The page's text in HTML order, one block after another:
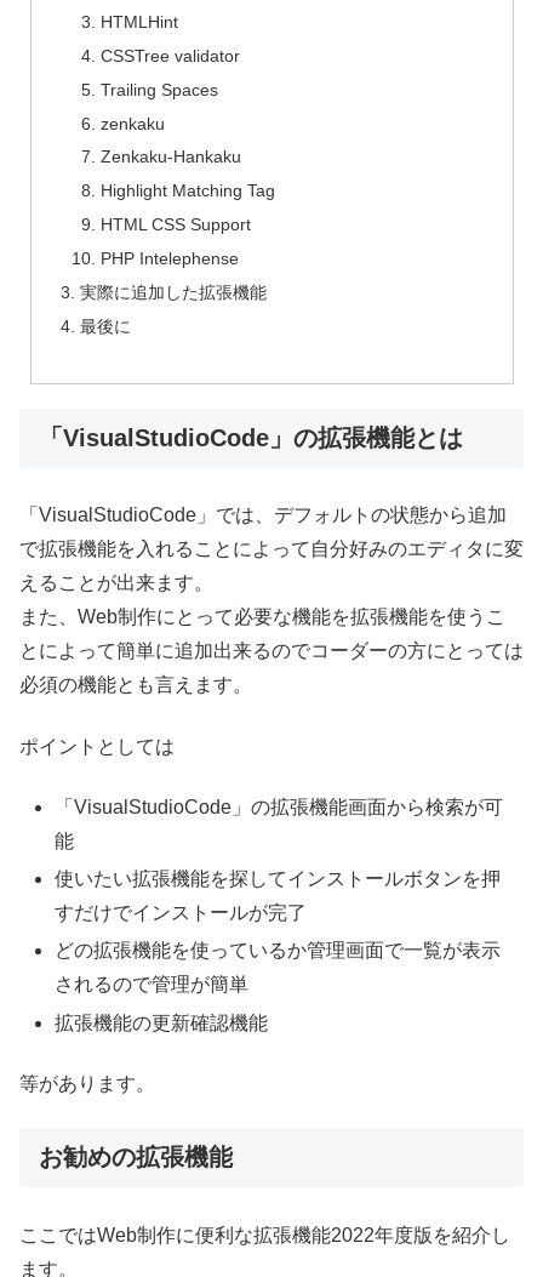
HTMLHint
CSSTree validator
Trailing Spaces
zenkaku
Zenkaku-Hankaku
Highlight Matching Tag
HTML CSS Support
PHP Intelephense
実際に追加した拡張機能
最後に
「VisualStudioCode」の拡張機能とは
「VisualStudioCode」では、デフォルトの状態から追加
で拡張機能を入れることによって自分好みのエディタに変
えることが出来ます。
また、Web制作にとって必要な機能を拡張機能を使うこ
とによって簡単に追加出来るのでコーダーの方にとっては
必須の機能とも言えます。
ポイントとしては
「VisualStudioCode」の拡張機能画面から検索が可
能
使いたい拡張機能を探してインストールボタンを押
すだけでインストールが完了
どの拡張機能を使っているか管理画面で一覧が表示
されるので管理が簡単
拡張機能の更新確認機能
等があります。
お勧めの拡張機能
ここではWeb制作に便利な拡張機能2022年度版を紹介し
ます。